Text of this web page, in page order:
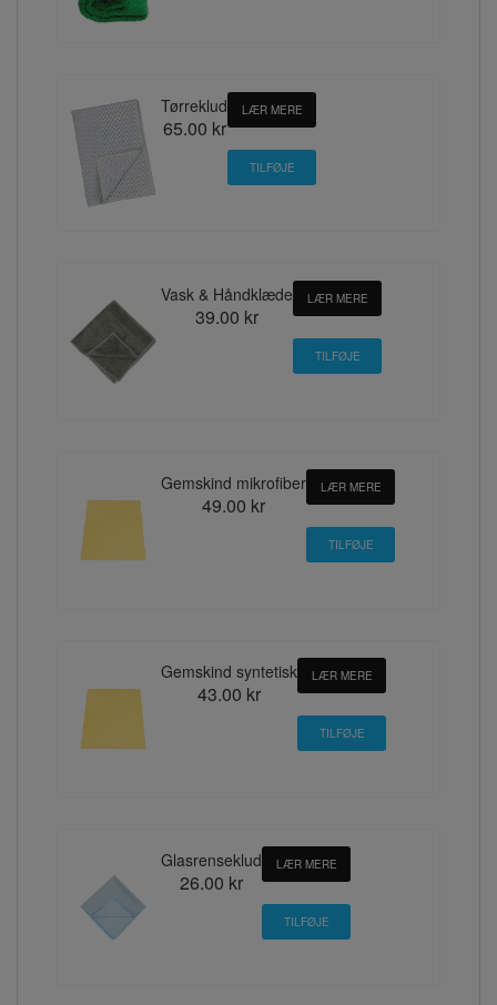
Tørreklud
65.00 kr
LÆR MERE
Vask & Håndklæde
39.00 kr
LÆR MERE
Gemskind mikrofiber
49.00 kr
LÆR MERE
Gemskind syntetisk
43.00 kr
LÆR MERE
Glasrenseklud
26.00 kr
LÆR MERE